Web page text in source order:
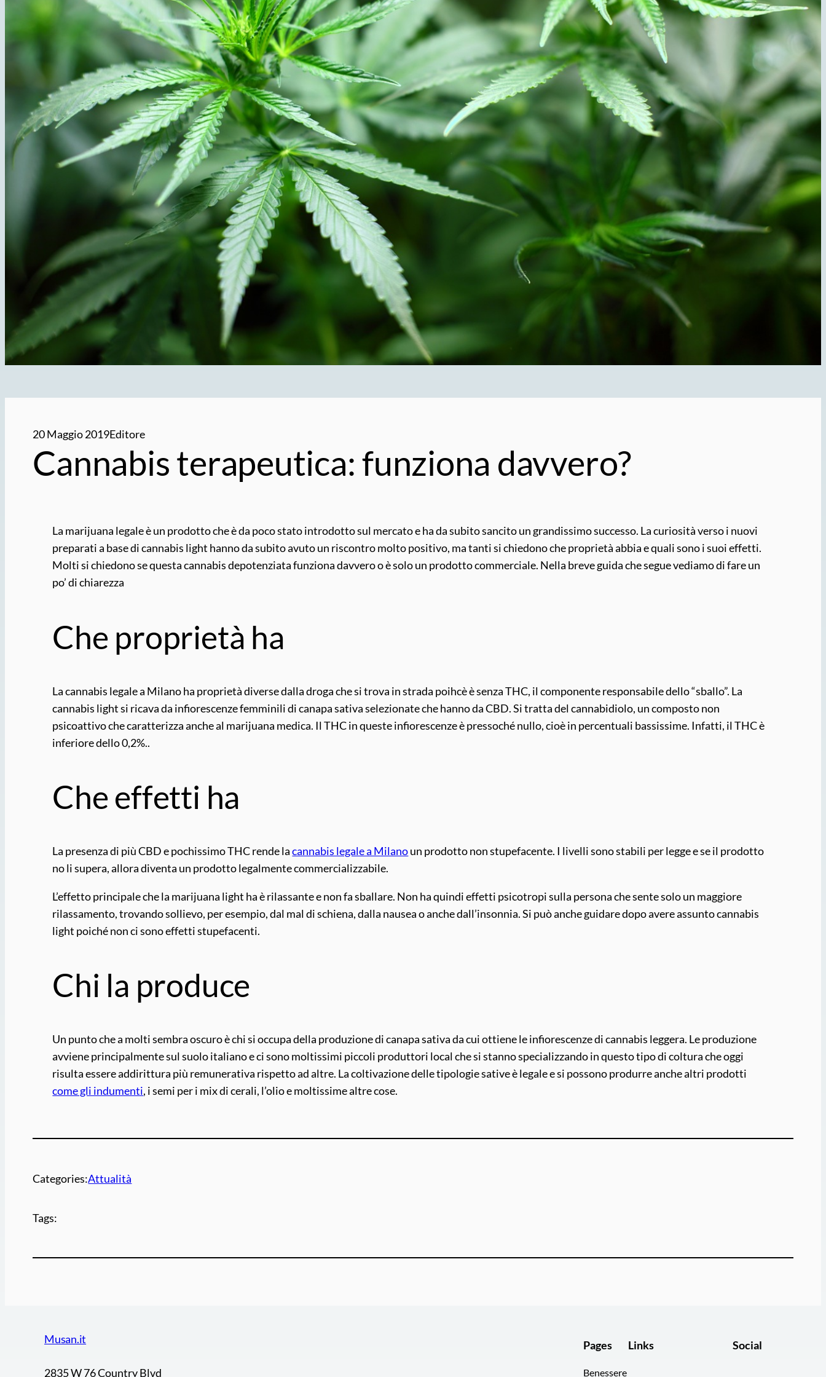
20 Maggio 2019Editore
Cannabis terapeutica: funziona davvero?
La marijuana legale è un prodotto che è da poco stato introdotto sul mercato e ha da subito sancito un grandissimo successo. La curiosità verso i nuovi
preparati a base di cannabis light hanno da subito avuto un riscontro molto positivo, ma tanti si chiedono che proprietà abbia e quali sono i suoi effetti.
Molti si chiedono se questa cannabis depotenziata funziona davvero o è solo un prodotto commerciale. Nella breve guida che segue vediamo di fare un
po’ di chiarezza
Che proprietà ha
La cannabis legale a Milano ha proprietà diverse dalla droga che si trova in strada poihcè è senza THC, il componente responsabile dello “sballo”. La
cannabis light si ricava da infiorescenze femminili di canapa sativa selezionate che hanno da CBD. Si tratta del cannabidiolo, un composto non
psicoattivo che caratterizza anche al marijuana medica. Il THC in queste infiorescenze è pressoché nullo, cioè in percentuali bassissime. Infatti, il THC è
inferiore dello 0,2%..
Che effetti ha
La presenza di più CBD e pochissimo THC rende lacannabis legale a Milanoun prodotto non stupefacente. I livelli sono stabili per legge e se il prodotto
no li supera, allora diventa un prodotto legalmente commercializzabile.
L’effetto principale che la marijuana light ha è rilassante e non fa sballare. Non ha quindi effetti psicotropi sulla persona che sente solo un maggiore
rilassamento, trovando sollievo, per esempio, dal mal di schiena, dalla nausea o anche dall’insonnia. Si può anche guidare dopo avere assunto cannabis
light poiché non ci sono effetti stupefacenti.
Chi la produce
Un punto che a molti sembra oscuro è chi si occupa della produzione di canapa sativa da cui ottiene le infiorescenze di cannabis leggera. Le produzione
avviene principalmente sul suolo italiano e ci sono moltissimi piccoli produttori local che si stanno specializzando in questo tipo di coltura che oggi
risulta essere addirittura più remunerativa rispetto ad altre. La coltivazione delle tipologie sative è legale e si possono produrre anche altri prodotti
come gli indumenti, i semi per i mix di cerali, l’olio e moltissime altre cose.
Categories:Attualità
Tags:
Musan.it
2835 W 76 Country Blvd
Pages
Benessere
Links Social